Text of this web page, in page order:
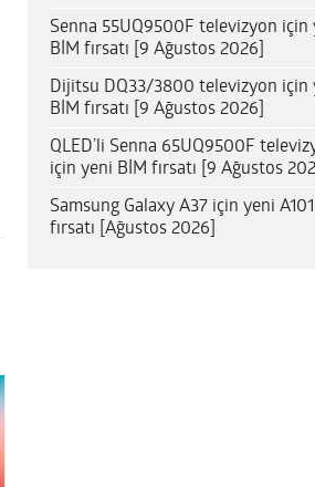
Senna 55UQ9500F televizyon için
BİM fırsatı [9 Ağustos 2026]
Dijitsu DQ33/3800 televizyon için
BİM fırsatı [9 Ağustos 2026]
QLED’li Senna 65UQ9500F
için yeni BİM fırsatı [9 Ağustos
Samsung Galaxy A37 için yeni A101
fırsatı [Ağustos 2026]